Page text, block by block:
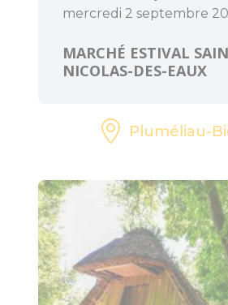
mercredi 2 septembre
MARCHÉ ESTIVAL
NICOLAS-DES-EAUX
Pluméliau-